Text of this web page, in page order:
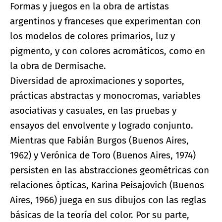
Formas y juegos en la obra de artistas
argentinos y franceses que experimentan con
los modelos de colores primarios, luz y
pigmento, y con colores acromáticos, como en
la obra de Dermisache.
Diversidad de aproximaciones y soportes,
prácticas abstractas y monocromas, variables
asociativas y casuales, en las pruebas y
ensayos del envolvente y logrado conjunto.
Mientras que Fabián Burgos (Buenos Aires,
1962) y Verónica de Toro (Buenos Aires, 1974)
persisten en las abstracciones geométricas con
relaciones ópticas, Karina Peisajovich (Buenos
Aires, 1966) juega en sus dibujos con las reglas
básicas de la teoría del color. Por su parte,